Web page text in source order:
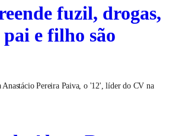
fuzil, drogas,
e filho são
Anastácio Pereira Paiva, o '12', líder do CV na